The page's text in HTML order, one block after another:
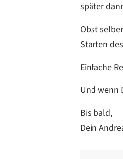
später
Obst
Starten
Einfache
Und wenn
Bis bald,
Dein